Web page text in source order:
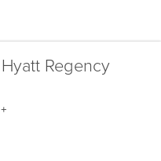
Hyatt Regency
+